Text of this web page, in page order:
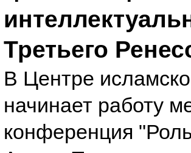
Третьего
В Центре
начинает работу
конференция